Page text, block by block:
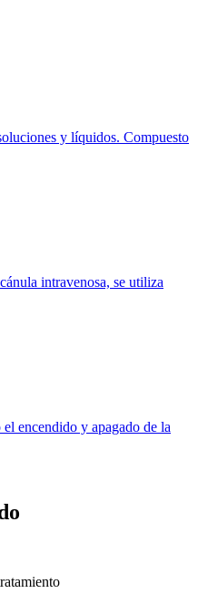
y líquidos. Compuesto
intravenosa, se utiliza
encendido y apagado de la